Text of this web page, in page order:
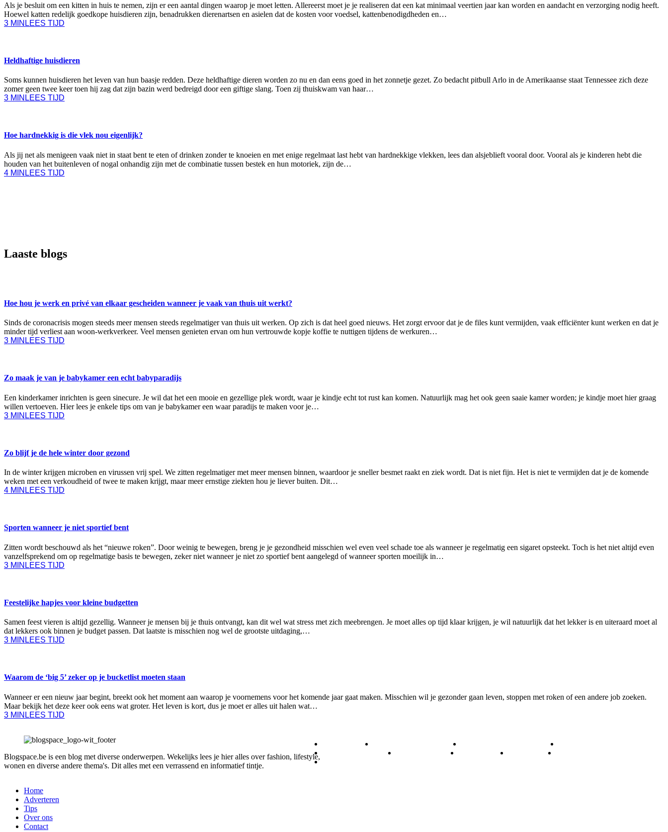
Als je besluit om een kitten in huis te nemen, zijn er een aantal dingen waarop je moet letten. Allereerst moet je je realiseren dat een kat minimaal veertien jaar kan worden en aandacht en verzorging nodig heeft.
Hoewel katten redelijk goedkope huisdieren zijn, benadrukken dierenartsen en asielen dat de kosten voor voedsel, kattenbenodigdheden en…
3 MIN LEES TIJD
Heldhaftige huisdieren
Soms kunnen huisdieren het leven van hun baasje redden. Deze heldhaftige dieren worden zo nu en dan eens goed in het zonnetje gezet. Zo bedacht pitbull Arlo in de Amerikaanse staat Tennessee zich deze
zomer geen twee keer toen hij zag dat zijn bazin werd bedreigd door een giftige slang. Toen zij thuiskwam van haar…
3 MIN LEES TIJD
Hoe hardnekkig is die vlek nou eigenlijk?
Als jij net als menigeen vaak niet in staat bent te eten of drinken zonder te knoeien en met enige regelmaat last hebt van hardnekkige vlekken, lees dan alsjeblieft vooral door. Vooral als je kinderen hebt die
houden van het buitenleven of nogal onhandig zijn met de combinatie tussen bestek en hun motoriek, zijn de…
4 MIN LEES TIJD
Laaste blogs
Hoe hou je werk en privé van elkaar gescheiden wanneer je vaak van thuis uit werkt?
Sinds de coronacrisis mogen steeds meer mensen steeds regelmatiger van thuis uit werken. Op zich is dat heel goed nieuws. Het zorgt ervoor dat je de files kunt vermijden, vaak efficiënter kunt werken en dat je
minder tijd verliest aan woon-werkverkeer. Veel mensen genieten ervan om hun vertrouwde kopje koffie te nuttigen tijdens de werkuren…
3 MIN LEES TIJD
Zo maak je van je babykamer een echt babyparadijs
Een kinderkamer inrichten is geen sinecure. Je wil dat het een mooie en gezellige plek wordt, waar je kindje echt tot rust kan komen. Natuurlijk mag het ook geen saaie kamer worden; je kindje moet hier graag
willen vertoeven. Hier lees je enkele tips om van je babykamer een waar paradijs te maken voor je…
3 MIN LEES TIJD
Zo blijf je de hele winter door gezond
In de winter krijgen microben en virussen vrij spel. We zitten regelmatiger met meer mensen binnen, waardoor je sneller besmet raakt en ziek wordt. Dat is niet fijn. Het is niet te vermijden dat je de komende
weken met een verkoudheid of twee te maken krijgt, maar meer ernstige ziekten hou je liever buiten. Dit…
4 MIN LEES TIJD
Sporten wanneer je niet sportief bent
Zitten wordt beschouwd als het “nieuwe roken”. Door weinig te bewegen, breng je je gezondheid misschien wel even veel schade toe als wanneer je regelmatig een sigaret opsteekt. Toch is het niet altijd even
vanzelfsprekend om op regelmatige basis te bewegen, zeker niet wanneer je niet zo sportief bent aangelegd of wanneer sporten moeilijk in…
3 MIN LEES TIJD
Feestelijke hapjes voor kleine budgetten
Samen feest vieren is altijd gezellig. Wanneer je mensen bij je thuis ontvangt, kan dit wel wat stress met zich meebrengen. Je moet alles op tijd klaar krijgen, je wil natuurlijk dat het lekker is en uiteraard moet al
dat lekkers ook binnen je budget passen. Dat laatste is misschien nog wel de grootste uitdaging,…
3 MIN LEES TIJD
Waarom de ‘big 5’ zeker op je bucketlist moeten staan
Wanneer er een nieuw jaar begint, breekt ook het moment aan waarop je voornemens voor het komende jaar gaat maken. Misschien wil je gezonder gaan leven, stoppen met roken of een andere job zoeken.
Maar bekijk het deze keer ook eens wat groter. Het leven is kort, dus je moet er alles uit halen wat…
3 MIN LEES TIJD
Blogspace.be is een blog met diverse onderwerpen. Wekelijks lees je hier alles over fashion, lifestyle,
wonen en diverse andere thema's. Dit alles met een verrassend en informatief tintje.
Home
Adverteren
Tips
Over ons
Contact